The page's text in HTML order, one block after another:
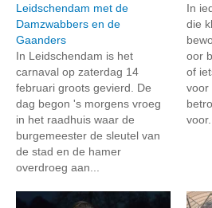
Leidschendam met de
Damzwabbers en de
Gaanders
In Leidschendam is het
carnaval op zaterdag 14
februari groots gevierd. De
dag begon 's morgens vroeg
in het raadhuis waar de
burgemeester de sleutel van
de stad en de hamer
overdroeg aan...
In
die
oor
of
voor